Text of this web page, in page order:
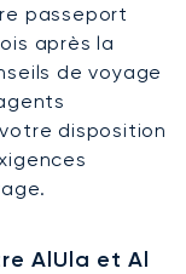
passeport
après la
de voyage
disposition
AlUla et Al